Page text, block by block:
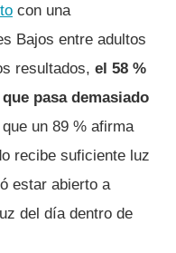
con una
Bajos entre adultos
resultados, el 58 %
pasa demasiado
un 89 % afirma
recibe suficiente luz
estar abierto a
del día dentro de